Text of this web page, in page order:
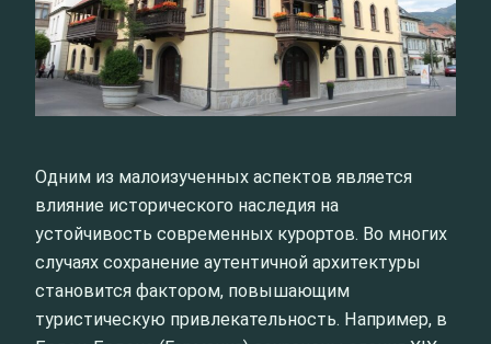
Одним из малоизученных аспектов является
влияние исторического наследия на
устойчивость современных курортов. Во многих
случаях сохранение аутентичной архитектуры
становится фактором, повышающим
туристическую привлекательность. Например, в